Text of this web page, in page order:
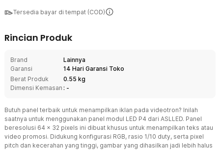
Tersedia bayar di tempat (COD)
Rincian Produk
Brand
Lainnya
Garansi
14 Hari Garansi Toko
Berat Produk
0.55 kg
Dimensi Kemasan : -
Butuh panel terbaik untuk menampilkan iklan pada videotron? Inilah
saatnya untuk menggunakan panel modul LED P4 dari ASLLED. Panel
beresolusi 64 x 32 pixels ini dibuat khusus untuk menampilkan teks atau
video promosi. Didukung konfigurasi RGB, rasio 1/10 duty, serta pixel
pitch dan kecerahan yang tinggi, gambar yang dihasilkan jadi lebih halus